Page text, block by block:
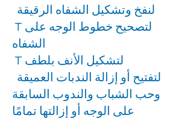
لنفخ وتشكيل الشفاه الرقيقة
T لتصحيح خطوط الوجه على
الشفاه
T لتشكيل الأنف بلطف
وحب الشباب والندوب السابقة
على الوجه أو إزالتها تمامًا